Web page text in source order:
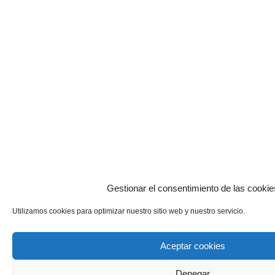
Gestionar el consentimiento de las
Utilizamos cookies para optimizar nuestro sitio web y nuestro servicio.
Aceptar cookies